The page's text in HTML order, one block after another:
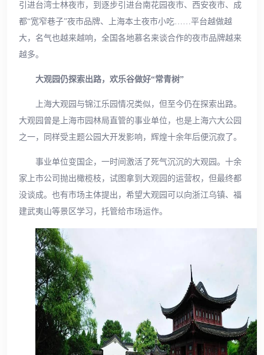
引进台湾士林夜市，到逐步引进台南花园夜市、西安夜市、成
都“宽窄巷子”夜市品牌、上海本土夜市小吃……平台越做越
大，名气也越来越响，全国各地慕名来谈合作的夜市品牌越来
越多。
大观园仍探索出路，欢乐谷做好“常青树”
上海大观园与锦江乐园情况类似，但至今仍在探索出路。
大观园曾是上海市园林局直管的事业单位，也是上海六大公园
之一，同样受主题公园大开发影响，辉煌十余年后便沉寂了。
事业单位变国企，一时间激活了死气沉沉的大观园。十余
家上市公司抛出橄榄枝，试图拿到大观园的运营权，但最终都
没谈成。也有市场主体提出，希望大观园可以向浙江乌镇、福
建武夷山等景区学习，托管给市场运作。